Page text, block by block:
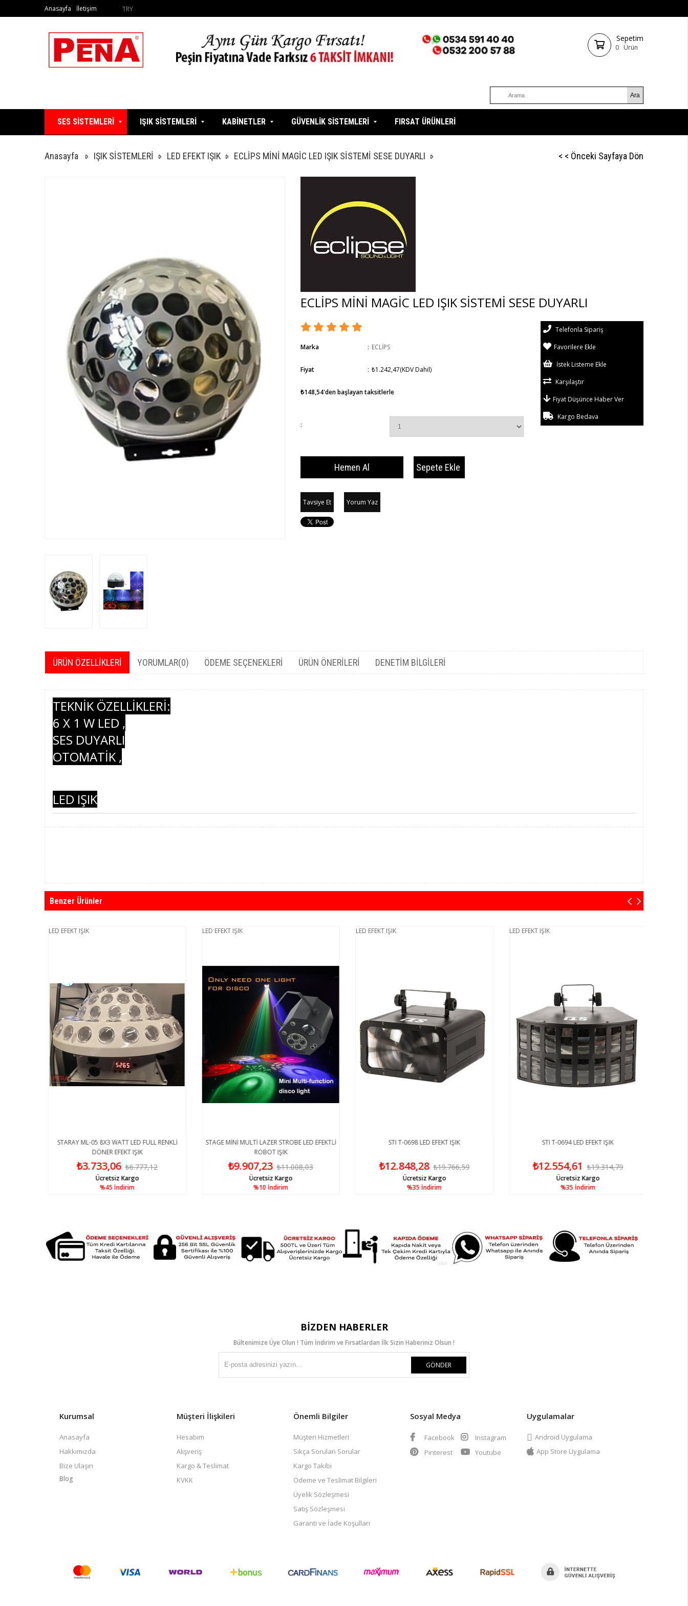
TRY
Anasayfa İletişim
Sepetim
0 Ürün
SES SİSTEMLERİ IŞIK SİSTEMLERİ KABİNETLER GÜVENLİK SİSTEMLERİ FIRSAT ÜRÜNLERİ
Anasayfa IŞIK SİSTEMLERİ LED EFEKT IŞIK ECLİPS MİNİ MAGİC LED IŞIK SİSTEMİ SESE DUYARLI < < Önceki Sayfaya Dön
ECLİPS MİNİ MAGİC LED IŞIK SİSTEMİ SESE DUYARLI
Marka : ECLİPS
Fiyat : ₺1.242,47(KDV Dahil)
₺148,54'den başlayan taksitlerle
:
Telefonla Sipariş
Favorilere Ekle
İstek Listeme Ekle
Karşılaştır
Fiyat Düşünce Haber Ver
Kargo Bedava
Tavsiye Et Yorum Yaz
ÜRÜN ÖZELLIKLERI YORUMLAR(0) ÖDEME SEÇENEKLERI ÜRÜN ÖNERILERI DENETIM BILGILERI
TEKNİK ÖZELLİKLERİ:
6 X 1 W LED ,
SES DUYARLI
OTOMATİK ,
LED IŞIK
Benzer Ürünler
LED EFEKT IŞIK
STARAY ML-05 8X3 WATT LED FULL RENKLİ
DÖNER EFEKT IŞIK
₺3.733,06 ₺6.777,12
%45İndirim
Ücretsiz Kargo
LED EFEKT IŞIK
STAGE MİNİ MULTİ LAZER STROBE LED EFEKTLİ
ROBOT IŞIK
₺9.907,23 ₺11.008,03
%10 İndirim
Ücretsiz Kargo
LED EFEKT IŞIK
STI T-0698 LED EFEKT IŞIK
₺12.848,28 ₺19.766,59
%35 İndirim
Ücretsiz Kargo
LED EFEKT IŞIK
STI T-0694 LED EFEKT IŞIK
₺12.554,61 ₺19.314,79
%35 İndirim
Ücretsiz Kargo
BIZDEN HABERLER
Bültenimize Üye Olun ! Tüm İndirim ve Fırsatlardan İlk Sizin Haberiniz Olsun !
GÖNDER
Kurumsal
Anasayfa
Hakkımızda
Bize Ulaşın
Blog
Müşteri İlişkileri
Hesabım
Alışveriş
Kargo & Teslimat
KVKK
Önemli Bilgiler
Müşteri Hizmetleri
Sıkça Sorulan Sorular
Kargo Takibi
Ödeme ve Teslimat Bilgileri
Üyelik Sözleşmesi
Satış Sözleşmesi
Garanti ve İade Koşulları
Sosyal Medya
Facebook
Instagram
Pinterest
Youtube
Uygulamalar
Android Uygulama
App Store Uygulama